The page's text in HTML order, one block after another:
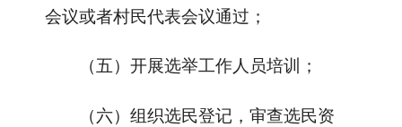
会议或者村民代表会议通过；
（五）开展选举工作人员培训；
（六）组织选民登记，审查选民资